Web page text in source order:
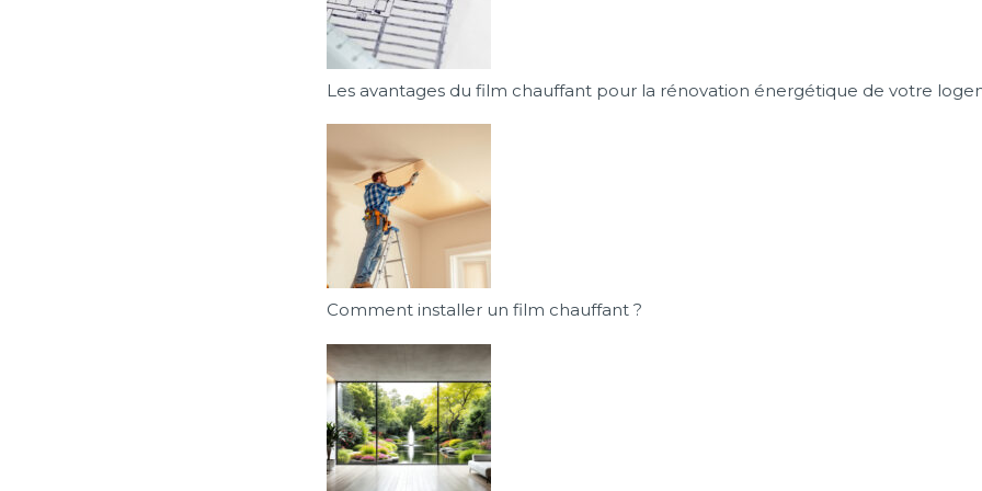
Les avantages du film chauffant pour la rénovation énergétique de votre
Comment installer un film chauffant ?